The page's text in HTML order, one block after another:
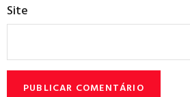
Site